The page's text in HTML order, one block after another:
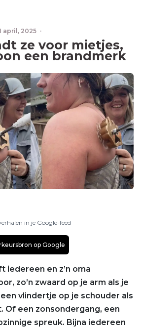
april, 2025 ·
ze voor mietjes,
een brandmerk
in je Google-feed
op Google
iedereen en z’n oma
zo’n zwaard op je arm als je
vlindertje op je schouder als
Of een zonsondergang, een
spreuk. Bijna iedereen